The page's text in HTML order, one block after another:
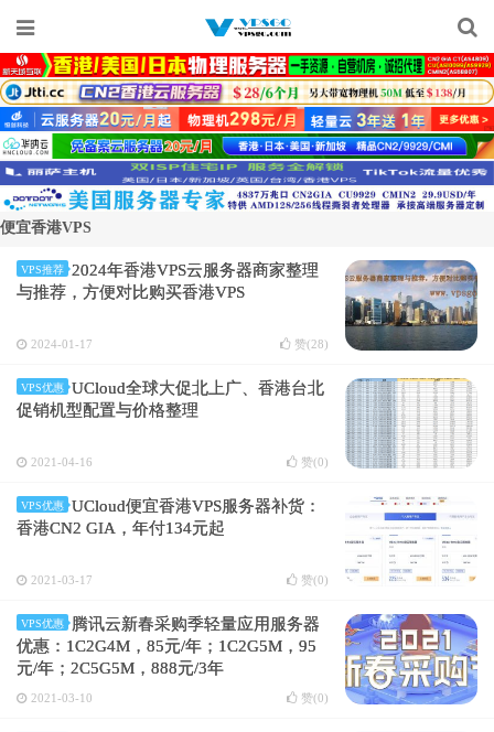
便宜香港VPS
VPS推荐
2024年香港VPS云服务器商家整理
与推荐，方便对比购买香港VPS
2024-01-17 赞(28)
VPS优惠
UCloud全球大促北上广、香港台北
促销机型配置与价格整理
2021-04-16 赞(0)
VPS优惠
UCloud便宜香港VPS服务器补货：
香港CN2 GIA，年付134元起
2021-03-17 赞(0)
VPS优惠
腾讯云新春采购季轻量应用服务器
优惠：1C2G4M，85元/年；1C2G5M，95
元/年；2C5G5M，888元/3年
2021-03-10 赞(0)